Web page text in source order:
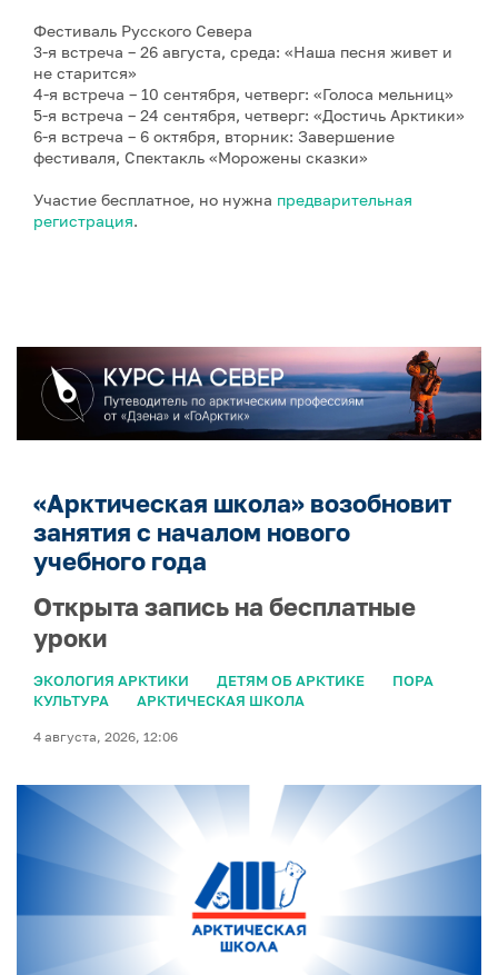
Фестиваль Русского Севера
3-я встреча – 26 августа, среда: «Наша песня живет и
не старится»
4-я встреча – 10 сентября, четверг: «Голоса мельниц»
5-я встреча – 24 сентября, четверг: «Достичь Арктики»
6-я встреча – 6 октября, вторник: Завершение
фестиваля, Спектакль «Морожены сказки»
Участие бесплатное, но нужна предварительная
регистрация.
«Арктическая школа» возобновит
занятия с началом нового
учебного года
Открыта запись на бесплатные
уроки
ЭКОЛОГИЯ АРКТИКИ ДЕТЯМ ОБ АРКТИКЕ
ПОРА
КУЛЬТУРА
АРКТИЧЕСКАЯ ШКОЛА
4 августа, 2026, 12:06